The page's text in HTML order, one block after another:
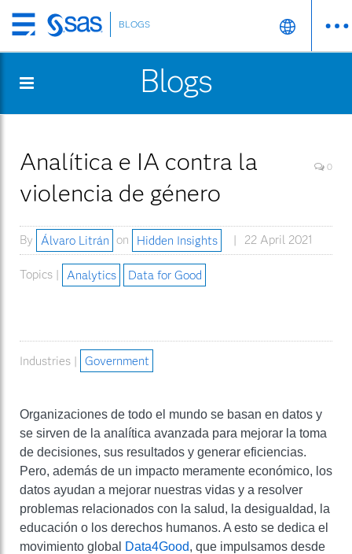
Skip
to
content
BLOGS
Blogs
Analítica e IA contra la
violencia de género
0
By Álvaro Litrán on Hidden Insights 22 April 2021
Topics | Analytics Data for Good
Industries | Government
Organizaciones de todo el mundo se basan en datos y
se sirven de la analítica avanzada para mejorar la toma
de decisiones, sus resultados y generar eficiencias.
Pero, además de un impacto meramente económico, los
datos ayudan a mejorar nuestras vidas y a resolver
problemas relacionados con la salud, la desigualdad, la
educación o los derechos humanos. A esto se dedica el
movimiento global
Data4Good, que impulsamos desde